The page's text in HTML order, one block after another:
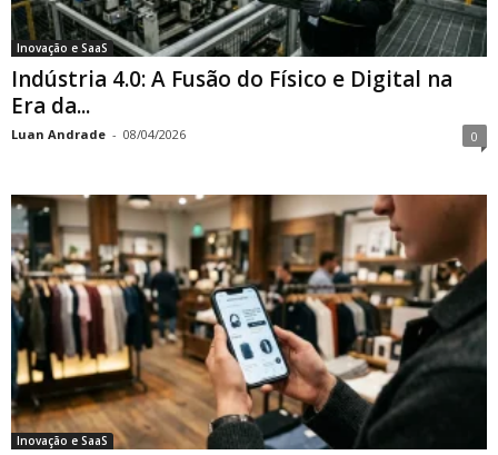
Inovação e SaaS
Indústria 4.0: A Fusão do Físico e Digital na
Era da...
Luan Andrade - 08/04/2026 0
Inovação e SaaS